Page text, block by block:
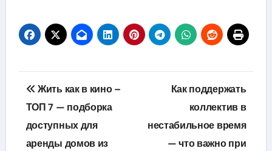
Навигация
по
записям
Жить как в кино –
ТОП 7 — подборка
доступных для
аренды домов из
Как поддержать
коллектив в
нестабильное время
— что важно при